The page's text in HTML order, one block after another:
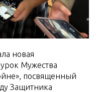
новая
Мужества
посвященный
Защитника